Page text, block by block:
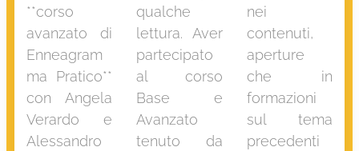
**corso
avanzato di
Enneagram
ma Pratico**
con Angela
Verardo e
Alessandro
qualche
lettura. Aver
partecipato
al corso
Base e
Avanzato
tenuto da
nei
contenuti,
aperture
che in
formazioni
sul tema
precedenti